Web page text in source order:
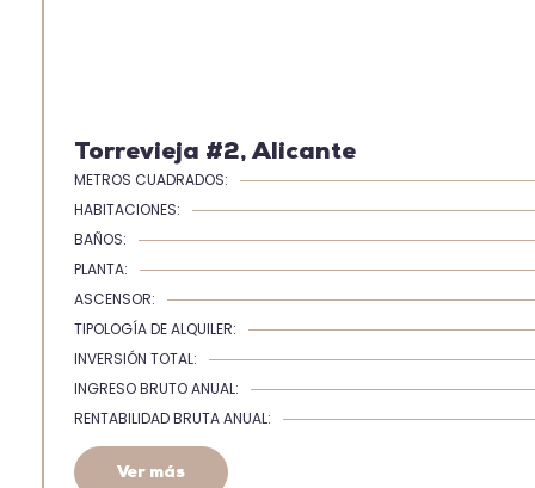
Torrevieja #2, Alicante
METROS CUADRADOS:
HABITACIONES:
BAÑOS:
PLANTA:
ASCENSOR:
TIPOLOGÍA DE ALQUILER:
INVERSIÓN TOTAL:
INGRESO BRUTO ANUAL:
RENTABILIDAD BRUTA ANUAL:
Ver más